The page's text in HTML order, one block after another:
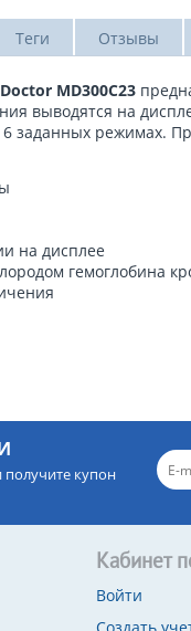
Теги Отзывы
MD300C23
выводятся на
заданных режимах.
на дисплее
гемоглобина
купон
Кабинет
Войти